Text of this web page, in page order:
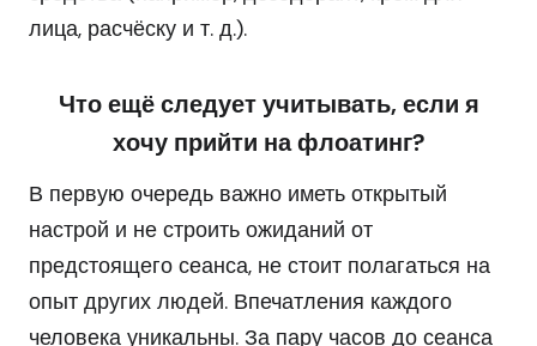
лица, расчёску и т. д.).
Что ещё следует учитывать, если я
хочу прийти на флоатинг?
В первую очередь важно иметь открытый
настрой и не строить ожиданий от
предстоящего сеанса, не стоит полагаться на
опыт других людей. Впечатления каждого
человека уникальны. За пару часов до сеанса